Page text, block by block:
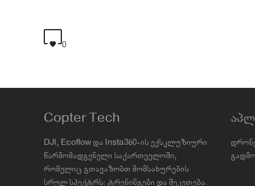
0
Copter Tech
DJI, Ecoflow და Insta360-ის ექსკლუზიური
წარმომადგენელი საქართველოში,
რომელიც გთავაზობთ მომსახურების
სრულ სპექტრს: ტრენინგები და შეკეთება.